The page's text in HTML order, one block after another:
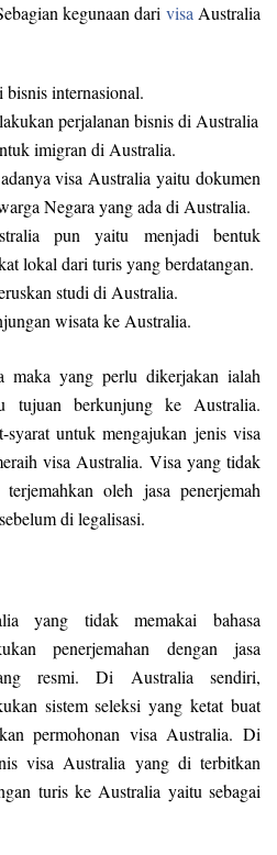
kegunaan dari visa Australia
internasional.
perjalanan bisnis di Australia
imigran di Australia.
visa Australia yaitu dokumen
Negara yang ada di Australia.
pun yaitu menjadi bentuk
lokal dari turis yang berdatangan.
studi di Australia.
wisata ke Australia.
maka yang perlu dikerjakan ialah
tujuan berkunjung ke Australia.
syarat untuk mengajukan jenis visa
visa Australia. Visa yang tidak
oleh jasa penerjemah
di legalisasi.
yang tidak memakai bahasa
penerjemahan dengan jasa
resmi. Di Australia sendiri,
sistem seleksi yang ketat buat
permohonan visa Australia. Di
visa Australia yang di terbitkan
turis ke Australia yaitu sebagai